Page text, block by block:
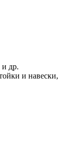
др.
и навески,